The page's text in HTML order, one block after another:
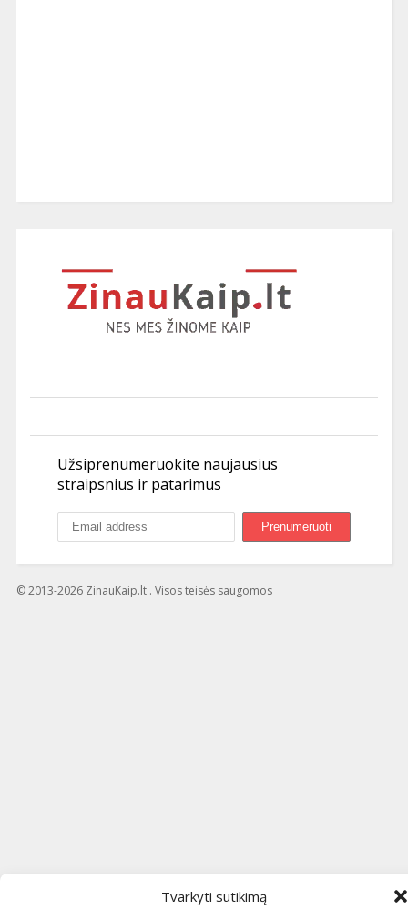
Tvarkyti sutikimą
Užsiprenumeruokite naujausius
straipsnius ir patarimus
© 2013-2026 ZinauKaip.lt . Visos teisės saugomos